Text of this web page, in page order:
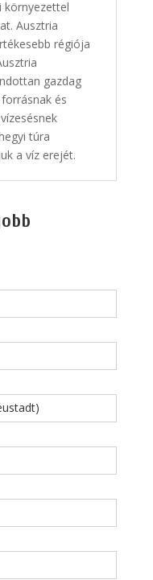
környezettel
Ausztria
régiója
gazdag
és
túra
a víz erejét.